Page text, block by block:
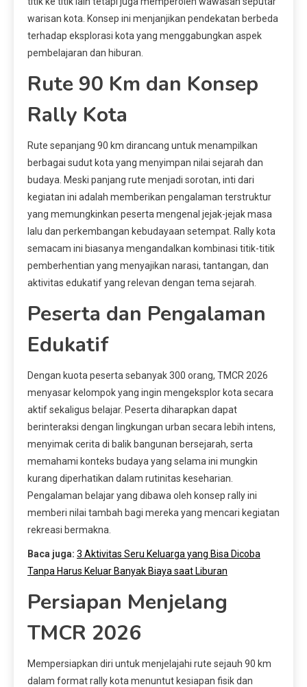
warisan kota. Konsep ini menjanjikan pendekatan berbeda
terhadap eksplorasi kota yang menggabungkan aspek
pembelajaran dan hiburan.
Rute 90 Km dan Konsep
Rally Kota
Rute sepanjang 90 km dirancang untuk menampilkan
berbagai sudut kota yang menyimpan nilai sejarah dan
budaya. Meski panjang rute menjadi sorotan, inti dari
kegiatan ini adalah memberikan pengalaman terstruktur
yang memungkinkan peserta mengenal jejak-jejak masa
lalu dan perkembangan kebudayaan setempat. Rally kota
semacam ini biasanya mengandalkan kombinasi titik-titik
pemberhentian yang menyajikan narasi, tantangan, dan
aktivitas edukatif yang relevan dengan tema sejarah.
Peserta dan Pengalaman
Edukatif
Dengan kuota peserta sebanyak 300 orang, TMCR 2026
menyasar kelompok yang ingin mengeksplor kota secara
aktif sekaligus belajar. Peserta diharapkan dapat
berinteraksi dengan lingkungan urban secara lebih intens,
menyimak cerita di balik bangunan bersejarah, serta
memahami konteks budaya yang selama ini mungkin
kurang diperhatikan dalam rutinitas keseharian.
Pengalaman belajar yang dibawa oleh konsep rally ini
memberi nilai tambah bagi mereka yang mencari kegiatan
rekreasi bermakna.
Baca juga: 3 Aktivitas Seru Keluarga yang Bisa Dicoba
Tanpa Harus Keluar Banyak Biaya saat Liburan
Persiapan Menjelang
TMCR 2026
Mempersiapkan diri untuk menjelajahi rute sejauh 90 km
dalam format rally kota menuntut kesiapan fisik dan